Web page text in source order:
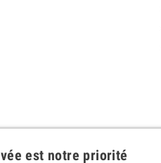
est notre priorité